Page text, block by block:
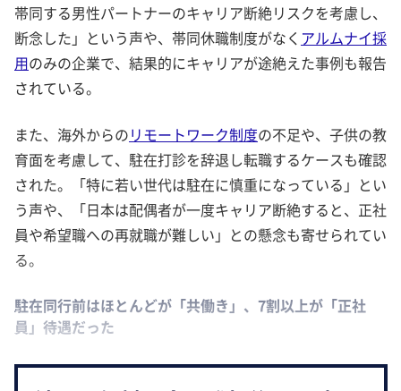
帯同する男性パートナーのキャリア断絶リスクを考慮し、
断念した」という声や、帯同休職制度がなく アルムナイ採
用のみの企業で、結果的にキャリアが途絶えた事例も報告
されている。
また、海外からのリモートワーク制度の不足や、子供の教
育面を考慮して、駐在打診を辞退し転職するケースも確認
された。「特に若い世代は駐在に慎重になっている」とい
う声や、「日本は配偶者が一度キャリア断絶すると、正社
員や希望職への再就職が難しい」との懸念も寄せられてい
る。
駐在同行前はほとんどが「共働き」、7割以上が「正社
員」待遇だった